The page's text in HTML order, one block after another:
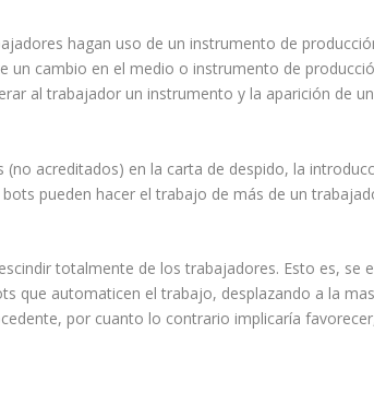
hagan uso de un instrumento de
cambio en el medio o instrumento de
al trabajador un instrumento y la aparición de
acreditados) en la carta de despido, la
pueden hacer el trabajo de más de un
totalmente de los trabajadores. Esto es,
que automaticen el trabajo, desplazando a la
por cuanto lo contrario implicaría